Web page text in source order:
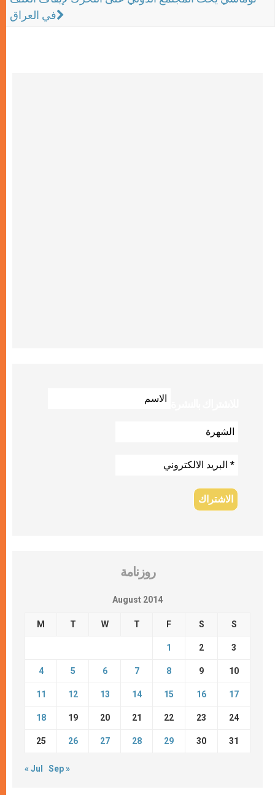
في العراق
روزنامة
August 2014
M T W T F S S
1 2 3
4 5 6 7 8 9 10
11 12 13 14 15 16 17
18 19 20 21 22 23 24
25 26 27 28 29 30 31
« Jul Sep »